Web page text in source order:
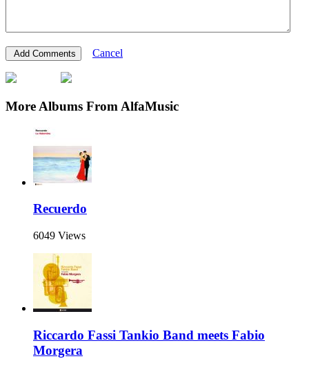
Cancel
More Albums From AlfaMusic
Recuerdo
6049 Views
Riccardo Fassi Tankio Band meets Fabio
Morgera